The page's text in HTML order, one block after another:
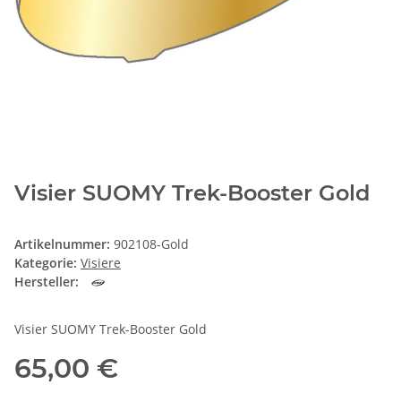
Visier SUOMY Trek-Booster Gold
Artikelnummer: 902108-Gold
Kategorie: Visiere
Hersteller:
Visier SUOMY Trek-Booster Gold
65,00 €